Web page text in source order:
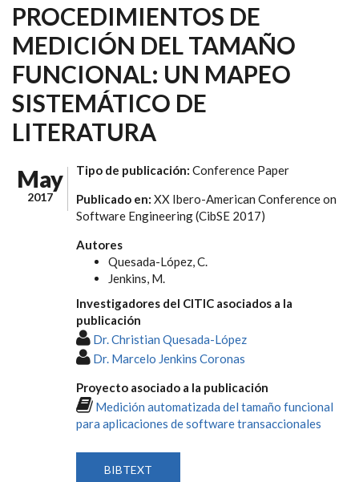
PROCEDIMIENTOS DE
MEDICIÓN DEL TAMAÑO
FUNCIONAL: UN MAPEO
SISTEMÁTICO DE
LITERATURA
May
2017
Tipo de publicación: Conference Paper
Publicado en: XX Ibero-American Conference on
Software Engineering (CibSE 2017)
Autores
Quesada-López, C.
Jenkins, M.
Investigadores del CITIC asociados a la
publicación
Dr. Christian Quesada-López
Dr. Marcelo Jenkins Coronas
Proyecto asociado a la publicación
Medición automatizada del tamaño funcional
para aplicaciones de software transaccionales
BIBTEXT